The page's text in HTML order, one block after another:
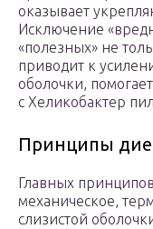
оказывает
Исключение
«полезных» не
приводит к
оболочки,
с Хеликобактер
Принципы
Главных
механическое,
слизистой